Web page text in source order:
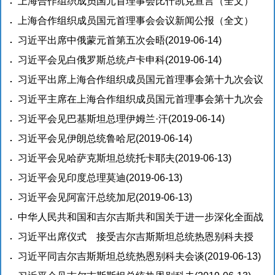
06-15)
(2019-06-15)
上海合作组织成员国元首理事会会议新闻公报（全文）
(2019-06-15)
习近平出席中俄蒙元首第五次会晤(2019-06-14)
习近平会见白俄罗斯总统卢卡申科(2019-06-14)
习近平出席上海合作组织成员国元首理事会第十九次会议
并发表重要讲话(2019-06-14)
习近平主席在上海合作组织成员国元首理事会第十九次会
议上的讲话（全文） (2019-06-14)
习近平会见巴基斯坦总理伊姆兰·汗(2019-06-14)
习近平会见伊朗总统鲁哈尼(2019-06-14)
习近平会见哈萨克斯坦总统托卡耶夫(2019-06-13)
习近平会见印度总理莫迪(2019-06-13)
习近平会见阿富汗总统加尼(2019-06-13)
中华人民共和国和吉尔吉斯共和国关于进一步深化全面战
略伙伴关系的联合声明(2019-06-13)
习近平出席仪式 接受吉尔吉斯斯坦总统热恩别科夫授
予“玛纳斯”一级勋章(2019-06-13)
习近平同吉尔吉斯斯坦总统热恩别科夫会谈(2019-06-13)